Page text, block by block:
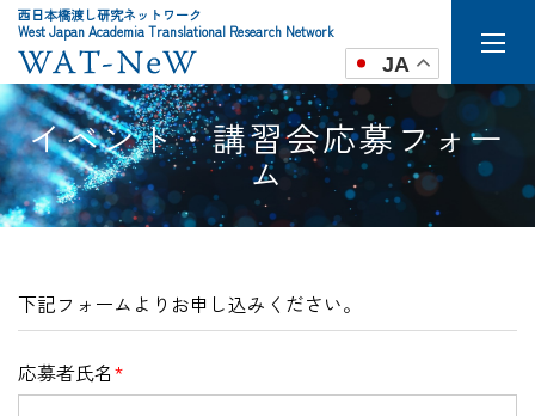
西日本橋渡し研究ネットワーク
West Japan Academia Translational Research Network
JA
イベント・講習会応募フォー
ム
下記フォームよりお申し込みください。
応募者氏名*